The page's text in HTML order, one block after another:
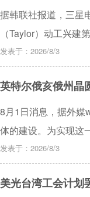
据韩联社报道，三星
（Taylor）动工兴建
发表于：2026/8/3
英特尔俄亥俄州晶
8月1日消息，据外媒
体的建设。为实现这
进度，目标是在2031
发表于：2026/8/3
美光台湾工会计划